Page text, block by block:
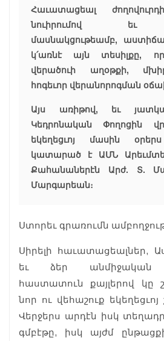
Հաւատացեալ
նուիրումով եւ
մասնակցութեամբ,
կ՛առնէ այն տեսիլքը,
վերածուի աղօթքի,
հոգեւոր վերանորոգման
Այս առիթով, եւ
Կեդրոնական Փողոցին
եկեղեցւոյ մասին
կատարած է ԱՄՆ
Քահանաներէն Արժ. Տ.
Մարգարեան։
Ստորեւ գրառումն
Սիրելի հաւատացեալներ,
եւ ձեր անմիջական
հաստատուն քայլերով կը
նոր ու վեհաշուք եկեղեցւոյ
Վերջերս արդէն իսկ
գմբէթը, իսկ այժմ